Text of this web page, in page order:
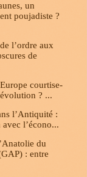
un
poujadiste ?
l’ordre aux
de
courtise-
? ...
l’Antiquité :
avec l’écono...
du
: entre